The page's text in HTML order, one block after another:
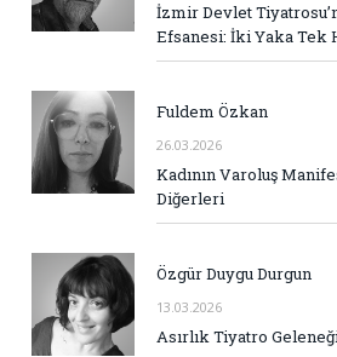
İzmir Devlet
Efsanesi: İki Yaka Tek
Fuldem Özkan
26.03.2026
Kadının Varoluş
Diğerleri
Özgür Duygu Durgun
13.03.2026
Asırlık Tiyatro